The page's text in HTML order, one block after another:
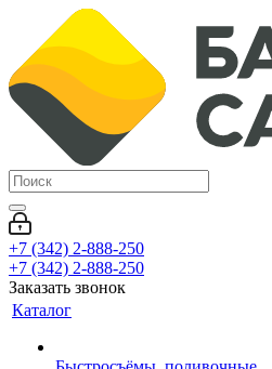
+7 (342) 2-888-250
+7 (342) 2-888-250
Заказать звонок
Каталог